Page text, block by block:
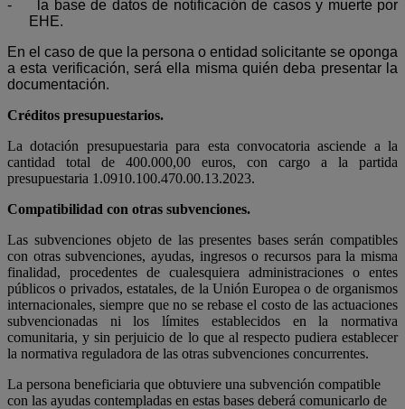
-
la base de datos de notificación de casos y muerte por
EHE.
En el caso de que la persona o entidad solicitante se oponga
a esta verificación, será ella misma quién deba presentar la
documentación.
Créditos presupuestarios.
La dotación presupuestaria para esta convocatoria asciende a la
cantidad total de 400.000,00 euros, con cargo a la partida
presupuestaria 1.0910.100.470.00.13.2023.
Compatibilidad con otras subvenciones.
Las subvenciones objeto de las presentes bases serán compatibles
con otras subvenciones, ayudas, ingresos o recursos para la misma
finalidad, procedentes de cualesquiera administraciones o entes
públicos o privados, estatales, de la Unión Europea o de organismos
internacionales, siempre que no se rebase el costo de las actuaciones
subvencionadas ni los límites establecidos en la normativa
comunitaria, y sin perjuicio de lo que al respecto pudiera establecer
la normativa reguladora de las otras subvenciones concurrentes.
La persona beneficiaria que obtuviere una subvención compatible
con las ayudas contempladas en estas bases deberá comunicarlo de